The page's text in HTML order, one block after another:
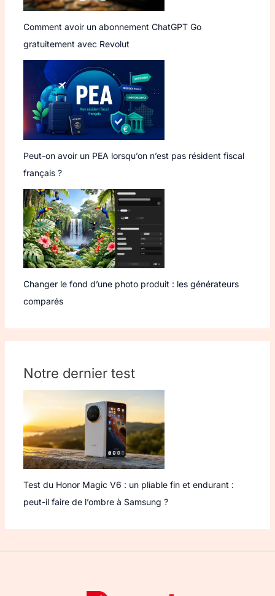
Comment avoir un abonnement ChatGPT Go
gratuitement avec Revolut
Peut-on avoir un PEA lorsqu’on n’est pas résident fiscal
français ?
Changer le fond d’une photo produit : les générateurs
comparés
Notre dernier test
Test du Honor Magic V6 : un pliable fin et endurant :
peut-il faire de l’ombre à Samsung ?